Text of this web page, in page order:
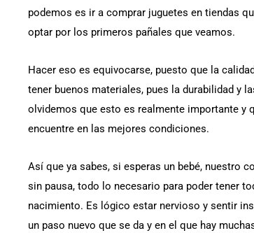
podemos es ir a comprar juguetes en tiendas
optar por los primeros pañales que veamos.
Hacer eso es equivocarse, puesto que la
tener buenos materiales, pues la durabilidad y
olvidemos que esto es realmente importante y
encuentre en las mejores condiciones.
Así que ya sabes, si esperas un bebé, nuestro
sin pausa, todo lo necesario para poder tener
nacimiento. Es lógico estar nervioso y sentir
un paso nuevo que se da y en el que hay